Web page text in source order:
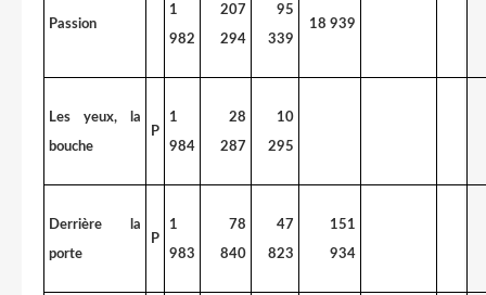
Passion
1
982
207
294
95
339
18 939
Les yeux, la
bouche
P
1
984
28
287
10
295
Derrière la
porte
P
1
983
78
840
47
823
151
934